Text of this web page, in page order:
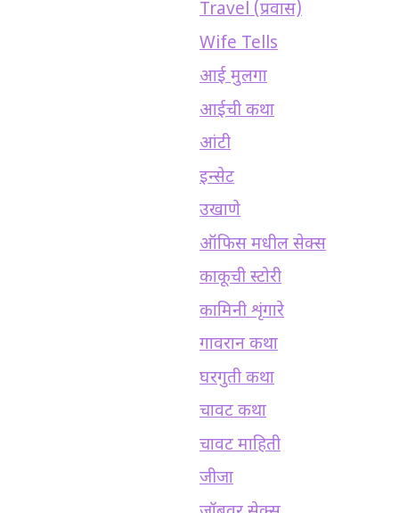
Travel (प्रवास)
Wife Tells
आई मुलगा
आईची कथा
आंटी
इन्सेट
उखाणे
ऑफिस मधील सेक्स
काकूची स्टोरी
कामिनी शृंगारे
गावरान कथा
घरगुती कथा
चावट कथा
चावट माहिती
जीजा